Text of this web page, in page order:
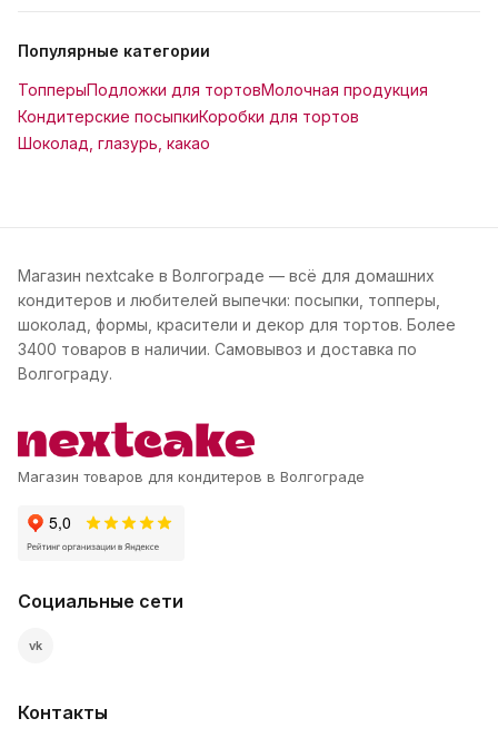
Популярные категории
ТопперыПодложки для тортовМолочная продукция
Кондитерские посыпкиКоробки для тортов
Шоколад, глазурь, какао
Магазин nextcake в Волгограде — всё для домашних
кондитеров и любителей выпечки: посыпки, топперы,
шоколад, формы, красители и декор для тортов. Более
3400 товаров в наличии. Самовывоз и доставка по
Волгограду.
Магазин товаров для кондитеров в Волгограде
Социальные сети
vk
Контакты